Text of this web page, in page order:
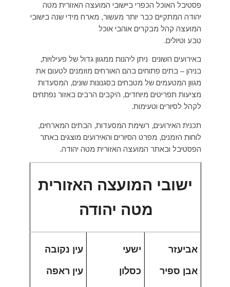
פסטיבל האוכל הכפרי ביישובי המועצה האזורית מטה
יהודה המתקיים כבר יותר מעשור, מארח מידי שנה בישובי
המועצה קהל מבקרים אוהבי אוכל
טבע וטיולים.
באירועים השונים ניתן ליהנות ממגוון גדול של פעילויות,
בניהן – בתים פתוחים בהם האורחים מוזמנים לטעום את
מגוון המטעמים של מטבחים בסגנונות שונים, המסעדות
מציעות תפריטים מיוחדים, היקבים הרבים באזור נפתחים
לקהל לסיורים וטעימות.
תכנית האירועים, רשימת המסעדות, הבתים המארחים,
לוחות הזמנים, מפרט הסיורים והאירועים מוצגים באתר
הפסטיבל ובאתר המועצה האזורית מטה יהודה.
ישובי המועצה האזורית
מטה יהודה
אביעזר
אבן ספיר
ישעי
כסלון
עין נקובה
עין ראפה